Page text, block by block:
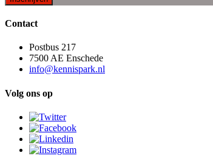
Contact
Postbus 217
7500 AE Enschede
info@kennispark.nl
Volg ons op